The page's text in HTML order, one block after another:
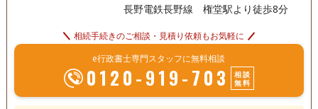
長野電鉄長野線 権堂駅より徒歩8分
相続手続きのご相談・見積り依頼もお気軽に
e行政書士専門スタッフに無料相談
0120-919-703
相談
無料